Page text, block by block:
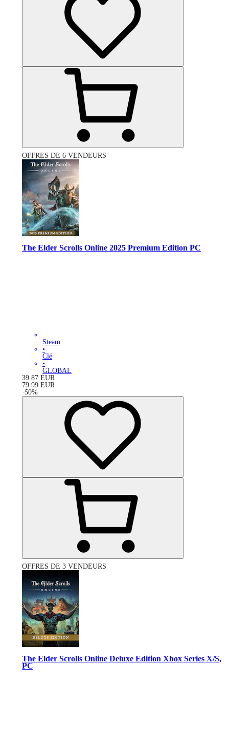
OFFRES DE 6 VENDEURS
The Elder Scrolls Online 2025 Premium Edition PC
Steam
•
Clé
•
GLOBAL
39.87 EUR
79.99 EUR
-50%
OFFRES DE 3 VENDEURS
The Elder Scrolls Online Deluxe Edition Xbox Series X/S,
PC